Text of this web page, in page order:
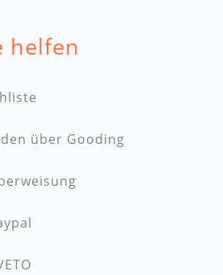
helfen
über Gooding